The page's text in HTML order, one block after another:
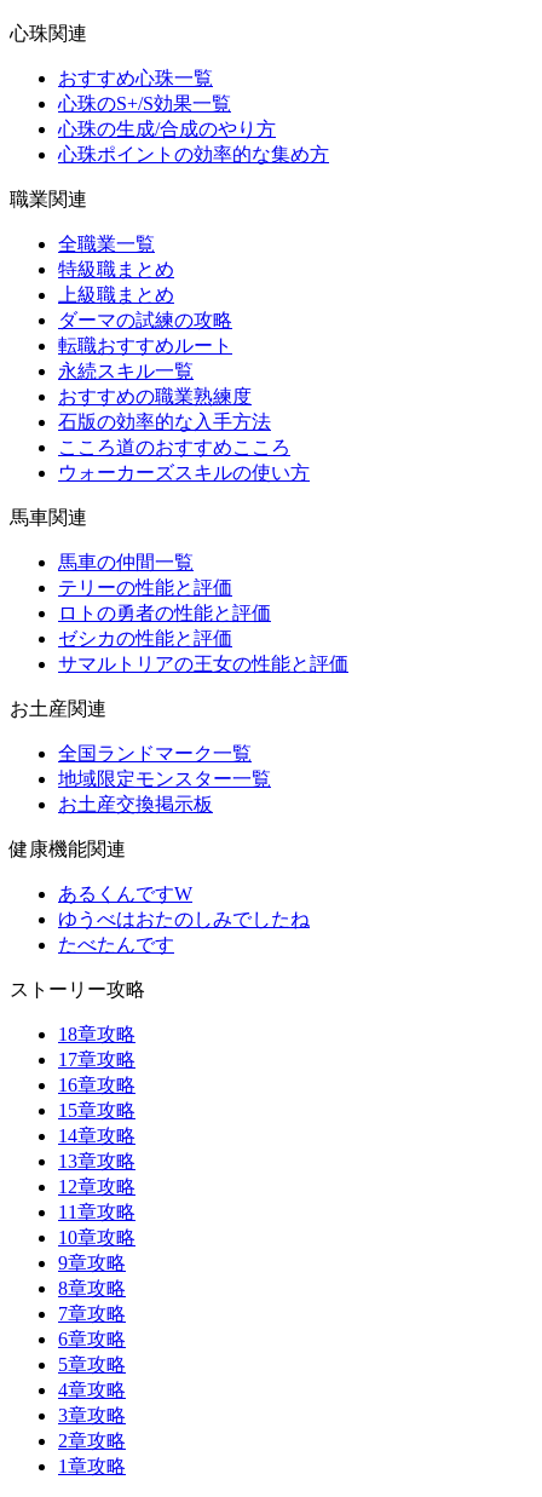
心珠関連
おすすめ心珠一覧
心珠のS+/S効果一覧
心珠の生成/合成のやり方
心珠ポイントの効率的な集め方
職業関連
全職業一覧
特級職まとめ
上級職まとめ
ダーマの試練の攻略
転職おすすめルート
永続スキル一覧
おすすめの職業熟練度
石版の効率的な入手方法
こころ道のおすすめこころ
ウォーカーズスキルの使い方
馬車関連
馬車の仲間一覧
テリーの性能と評価
ロトの勇者の性能と評価
ゼシカの性能と評価
サマルトリアの王女の性能と評価
お土産関連
全国ランドマーク一覧
地域限定モンスター一覧
お土産交換掲示板
健康機能関連
あるくんですW
ゆうべはおたのしみでしたね
たべたんです
ストーリー攻略
18章攻略
17章攻略
16章攻略
15章攻略
14章攻略
13章攻略
12章攻略
11章攻略
10章攻略
9章攻略
8章攻略
7章攻略
6章攻略
5章攻略
4章攻略
3章攻略
2章攻略
1章攻略